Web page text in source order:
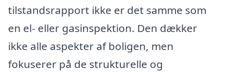
tilstandsrapport ikke er det samme som
en el- eller gasinspektion. Den dækker
ikke alle aspekter af boligen, men
fokuserer på de strukturelle og